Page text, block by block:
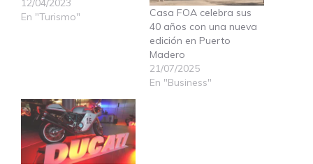
12/04/2023
En "Turismo"
Casa FOA celebra sus
40 años con una nueva
edición en Puerto
Madero
21/07/2025
En "Business"